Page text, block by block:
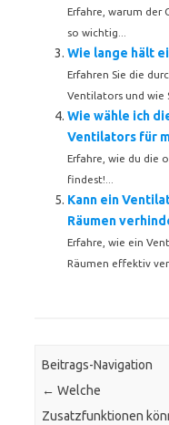
Erfahre, warum der
so wichtig...
Wie lange hält
Erfahren Sie die
Ventilators und wie
Wie wähle ich
Ventilators für
Erfahre, wie du die
findest!...
Kann ein
Räumen
Erfahre, wie ein
Räumen effektiv
Beitrags-Navigation
← Welche
Zusatzfunktionen